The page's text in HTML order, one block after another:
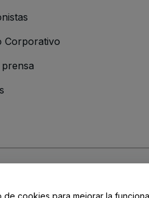
Corporativo
de cookies para mejorar la